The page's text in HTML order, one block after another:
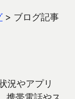
> ブログ記事
況やアプリ